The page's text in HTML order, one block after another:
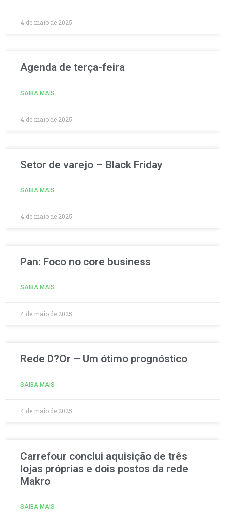
4 de maio de 2025
Agenda de terça-feira
SAIBA MAIS
4 de maio de 2025
Setor de varejo – Black Friday
SAIBA MAIS
4 de maio de 2025
Pan: Foco no core business
SAIBA MAIS
4 de maio de 2025
Rede D?Or – Um ótimo prognóstico
SAIBA MAIS
4 de maio de 2025
Carrefour conclui aquisição de três
lojas próprias e dois postos da rede
Makro
SAIBA MAIS